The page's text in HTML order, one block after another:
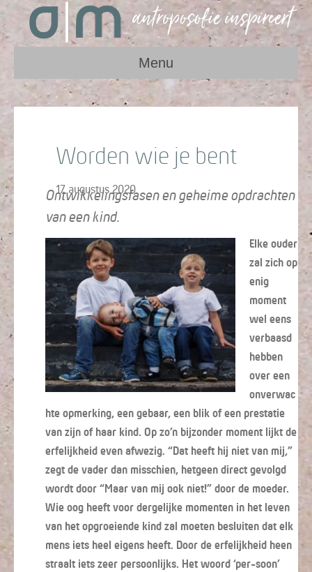
Menu
Worden wie je bent
17 augustus 2020
Ontwikkelingsfasen en geheime opdrachten
van een kind.
Elke ouder
zal zich op
enig
moment
wel eens
verbaasd
hebben
over een
onverwac
hte opmerking, een gebaar, een blik of een prestatie
van zijn of haar kind. Op zo’n bijzonder moment lijkt de
erfelijkheid even afwezig. “Dat heeft hij niet van mij,”
zegt de vader dan misschien, hetgeen direct gevolgd
wordt door “Maar van mij ook niet!” door de moeder.
Wie oog heeft voor dergelijke momenten in het leven
van het opgroeiende kind zal moeten besluiten dat elk
mens iets heel eigens heeft. Door de erfelijkheid heen
straalt iets zeer persoonlijks. Het woord ‘per-soon’